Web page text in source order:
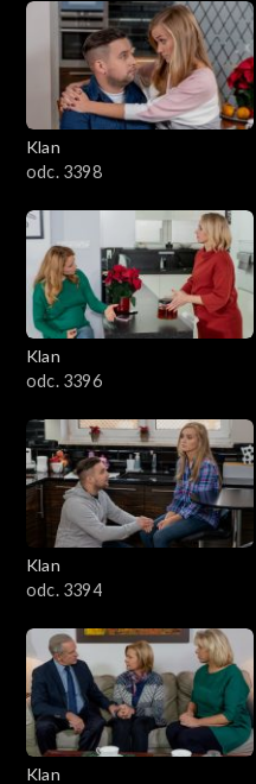
4301–4400
4201–4300
4101–4200
3901–4000
3801–3900
3701–3800
3601–3700
3501–3600
3401–3500
3201–3300
3101–3200
Klan
odc. 3398
Klan
odc. 3396
Klan
odc. 3394
Klan